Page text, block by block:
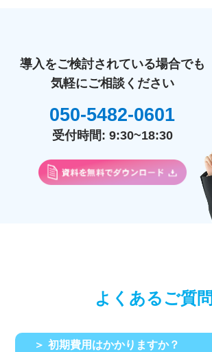
導入をご検討されている場合でも
気軽にご相談ください
050-5482-0601
受付時間: 9:30~18:30
よくあるご質問
＞ 初期費用はかかりますか？